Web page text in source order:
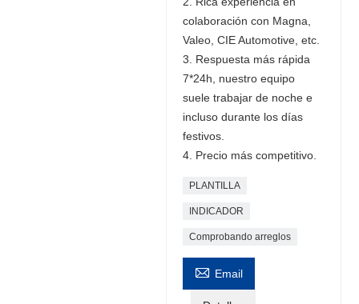
colaboración con Magna,
Valeo, CIE Automotive, etc.
3. Respuesta más rápida
7*24h, nuestro equipo
suele trabajar de noche e
incluso durante los días
festivos.
4. Precio más competitivo.
PLANTILLA
INDICADOR
Comprobando arreglos
 Email